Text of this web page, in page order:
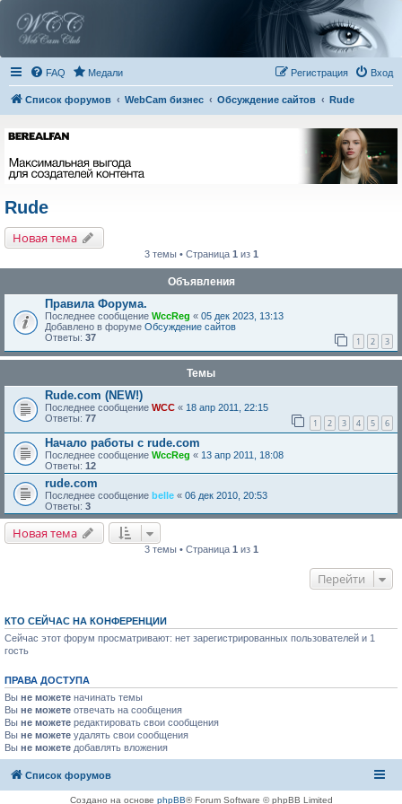
FAQ Медали Вход
Регистрация
Список форумов WebCam бизнес Обсуждение сайтов Rude
Rude
Новая тема
3 темы • Страница 1 из 1
Объявления
Правила Форума.
Последнее сообщение WccReg « 05 дек 2023, 13:13
Добавлено в форуме Обсуждение сайтов
Ответы: 37 1 2 3
Темы
Rude.com (NEW!)
Последнее сообщение WCC « 18 апр 2011, 22:15
Ответы: 77 1 2 3 4 5 6
Начало работы с rude.com
Последнее сообщение WccReg « 13 апр 2011, 18:08
Ответы: 12
rude.com
Последнее сообщение belle « 06 дек 2010, 20:53
Ответы: 3
Новая тема
3 темы • Страница 1 из 1
Перейти
КТО СЕЙЧАС НА КОНФЕРЕНЦИИ
Сейчас этот форум просматривают: нет зарегистрированных пользователей и 1
гость
ПРАВА ДОСТУПА
Вы не можете начинать темы
Вы не можете отвечать на сообщения
Вы не можете редактировать свои сообщения
Вы не можете удалять свои сообщения
Вы не можете добавлять вложения
Список форумов
Создано на основе phpBB® Forum Software © phpBB Limited